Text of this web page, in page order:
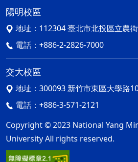
陽明校區
地址： 112304 臺北市北投區立農
電話： +886-2-2826-7000
交大校區
地址： 300093 新竹市東區大學路
電話： +886-3-571-2121
Copyright © 2023 National Yang
University All rights reserved.